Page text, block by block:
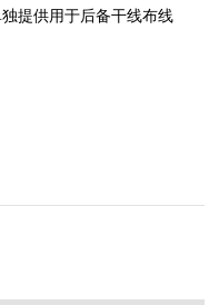
提供用于后备干线布线